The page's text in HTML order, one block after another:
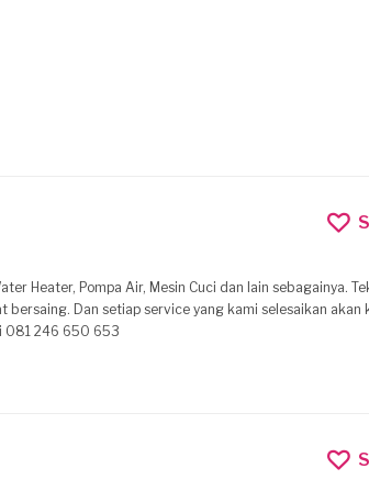
Heater, Pompa Air, Mesin Cuci dan lain sebagainya.
Dan setiap service yang kami selesaikan akan
081 246 650 653